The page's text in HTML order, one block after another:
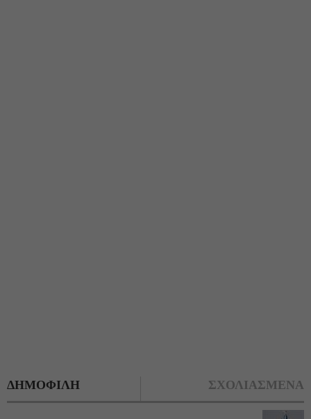
ΔΗΜΟΦΙΛΗ ΣΧΟΛΙΑΣΜΕΝΑ